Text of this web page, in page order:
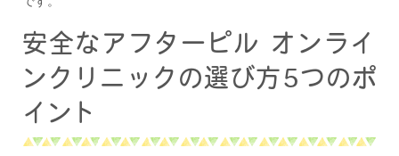
安全なアフターピル オンライ
ンクリニックの選び方5つのポ
イント